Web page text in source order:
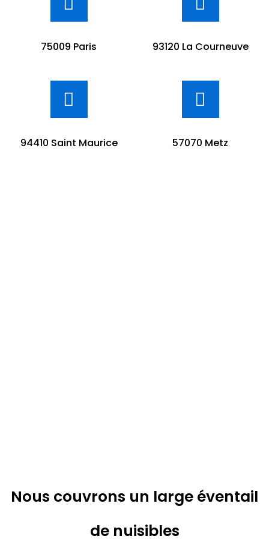
75009 Paris 93120 La Courneuve
94410 Saint Maurice 57070 Metz
Nous couvrons un large éventail
de nuisibles